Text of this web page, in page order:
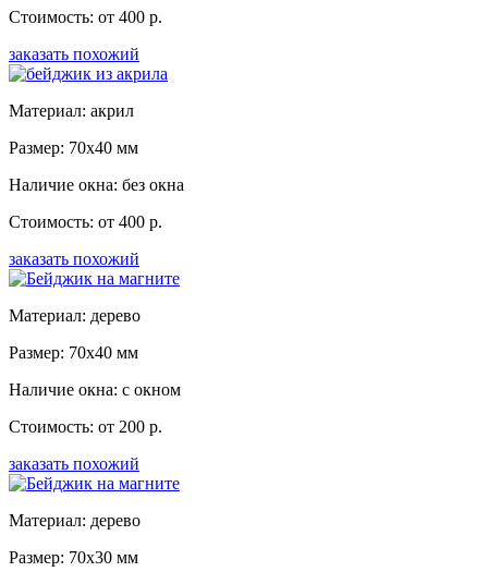
Стоимость: от 400 р.
заказать похожий
Материал: акрил
Размер: 70x40 мм
Наличие окна: без окна
Стоимость: от 400 р.
заказать похожий
Материал: дерево
Размер: 70x40 мм
Наличие окна: с окном
Стоимость: от 200 р.
заказать похожий
Материал: дерево
Размер: 70x30 мм